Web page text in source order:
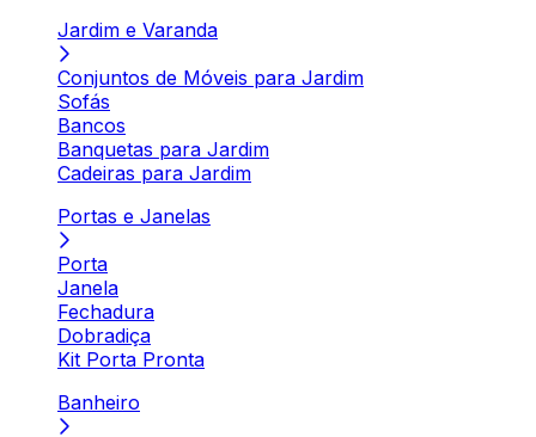
Jardim e Varanda
Conjuntos de Móveis para Jardim
Sofás
Bancos
Banquetas para Jardim
Cadeiras para Jardim
Portas e Janelas
Porta
Janela
Fechadura
Dobradiça
Kit Porta Pronta
Banheiro